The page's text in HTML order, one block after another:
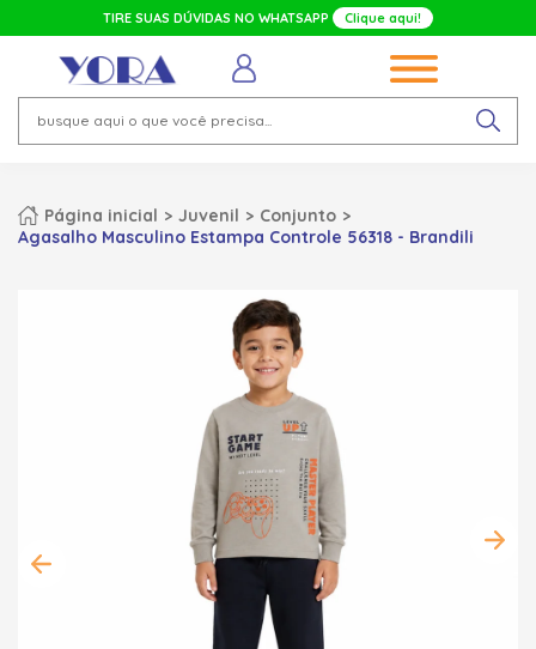
TIRE SUAS DÚVIDAS NO WHATSAPP Clique aqui!
Página inicial Juvenil
Conjunto
Agasalho Masculino Estampa Controle 56318 - Brandili